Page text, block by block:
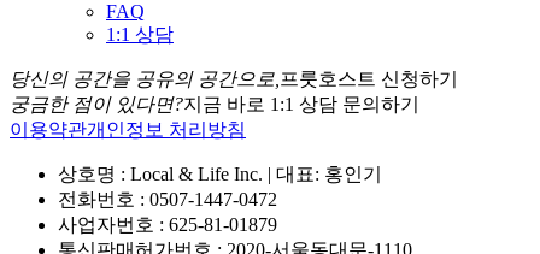
FAQ
1:1 상담
당신의 공간을 공유의 공간으로, 프룻호스트 신청하기
궁금한 점이 있다면?지금 바로 1:1 상담 문의하기
이용약관개인정보 처리방침
상호명 : Local & Life Inc. | 대표: 홍인기
전화번호 : 0507-1447-0472
사업자번호 : 625-81-01879
통신판매허가번호 : 2020-서울동대문-1110